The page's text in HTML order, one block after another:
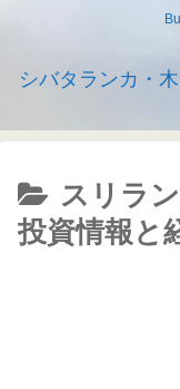
シバタランカ・
スリラ
投資情報と